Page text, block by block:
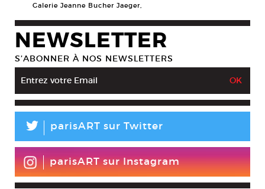
Galerie Jeanne Bucher Jaeger,
NEWSLETTER
S’ABONNER À NOS NEWSLETTERS
L parisART sur Twitter
parisART sur Instagram